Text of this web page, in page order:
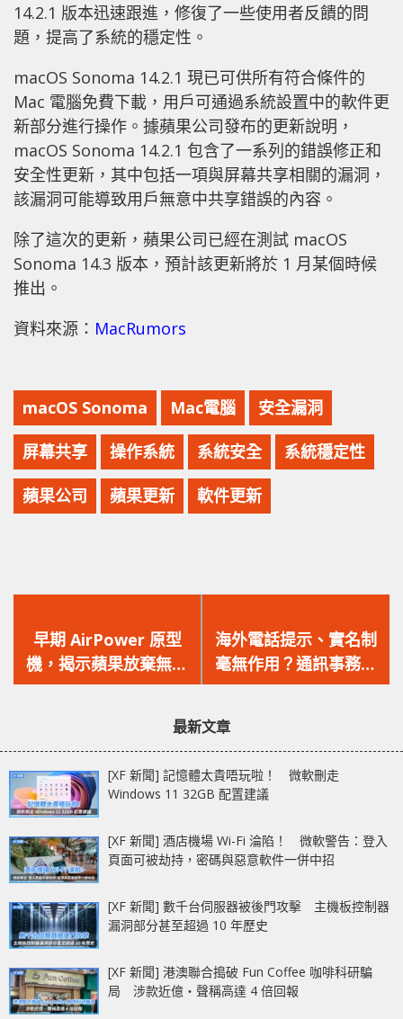
14.2.1 版本迅速跟進，修復了一些使用者反饋的問
題，提高了系統的穩定性。
macOS Sonoma 14.2.1 現已可供所有符合條件的
Mac 電腦免費下載，用戶可通過系統設置中的軟件更
新部分進行操作。據蘋果公司發布的更新說明，
macOS Sonoma 14.2.1 包含了一系列的錯誤修正和
安全性更新，其中包括一項與屏幕共享相關的漏洞，
該漏洞可能導致用戶無意中共享錯誤的內容。
除了這次的更新，蘋果公司已經在測試 macOS
Sonoma 14.3 版本，預計該更新將於 1 月某個時候
推出。
資料來源： MacRumors
macOS Sonoma Mac電腦 安全漏洞
屏幕共享 操作系統 系統安全 系統穩定性
蘋果公司 蘋果更新 軟件更新
一
篇
文
早期 AirPower 原型
機，揭示蘋果放棄無線
充電墊的內幕！
一
篇
文
海外電話提示、實名制
毫無作用？通訊事務管
理局辦公室推新招，
證的發送人，加強打擊
最新文章
[XF 新聞] 記憶體太貴唔玩啦！ 微軟刪走
Windows 11 32GB 配置建議
[XF 新聞] 酒店機場 Wi-Fi 淪陷！ 微軟警告：登入
頁面可被劫持，密碼與惡意軟件一併中招
[XF 新聞] 數千台伺服器被後門攻擊 主機板控制器
漏洞部分甚至超過 10 年歷史
[XF 新聞] 港澳聯合搗破 Fun Coffee 咖啡科研騙
局 涉款近億‧聲稱高達 4 倍回報